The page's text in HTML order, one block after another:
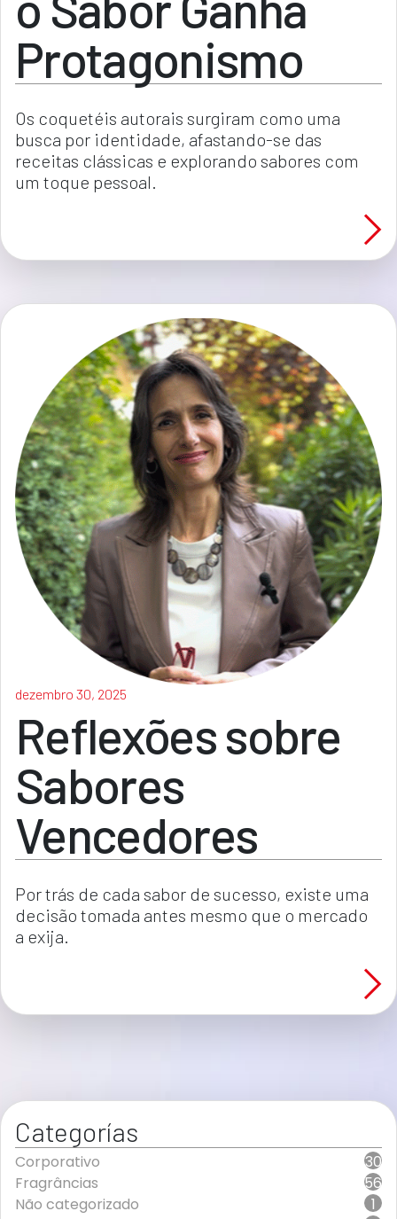
Protagonismo
Os coquetéis autorais surgiram como uma
busca por identidade, afastando-se das
receitas clássicas e explorando sabores com
um toque pessoal.
dezembro 30, 2025
Reflexões sobre
Sabores
Vencedores
Por trás de cada sabor de sucesso, existe uma
decisão tomada antes mesmo que o mercado
a exija.
Categorías
Corporativo
30
Fragrâncias
56
Não categorizado
1